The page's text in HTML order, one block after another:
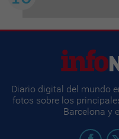
Diario digital del mundo
fotos sobre los
Barcelona y